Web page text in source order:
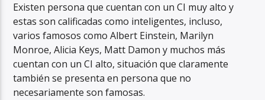
Existen persona que cuentan con un CI muy alto y
estas son calificadas como inteligentes, incluso,
varios famosos como Albert Einstein, Marilyn
Monroe, Alicia Keys, Matt Damon y muchos más
cuentan con un CI alto, situación que claramente
también se presenta en persona que no
necesariamente son famosas.